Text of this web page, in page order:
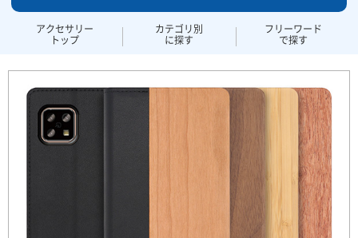
アクセサリー
トップ
カテゴリ別
に探す
フリーワード
で探す